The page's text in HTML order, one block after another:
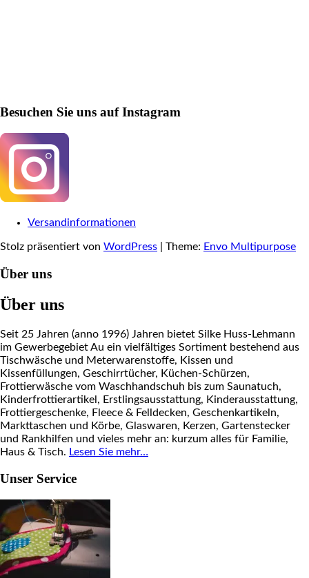
Besuchen Sie uns auf Instagram
Versandinformationen
Stolz präsentiert von WordPress Theme: Envo Multipurpose
Über uns
Über uns
Seit 25 Jahren (anno 1996) Jahren bietet Silke Huss-Lehmann
im Gewerbegebiet Au ein vielfältiges Sortiment bestehend aus
Tischwäsche und Meterwarenstoffe, Kissen und
Kissenfüllungen, Geschirrtücher, Küchen-Schürzen,
Frottierwäsche vom Waschhandschuh bis zum Saunatuch,
Kinderfrottierartikel, Erstlingsausstattung, Kinderausstattung,
Frottiergeschenke, Fleece & Felldecken, Geschenkartikeln,
Markttaschen und Körbe, Glaswaren, Kerzen, Gartenstecker
und Rankhilfen und vieles mehr an: kurzum alles für Familie,
Haus & Tisch. Lesen Sie mehr…
Unser Service